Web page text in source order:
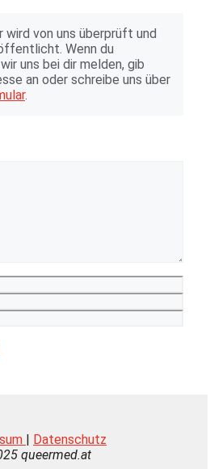
wird von uns überprüft und
Wenn du
uns bei dir melden, gib
an oder schreibe uns über
.
Datenschutz
queermed.at